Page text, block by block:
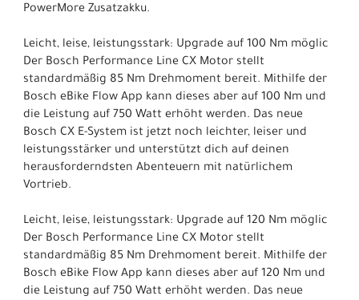
PowerMore Zusatzakku.
Leicht, leise, leistungsstark: Upgrade auf 100 Nm möglic
Der Bosch Performance Line CX Motor stellt
standardmäßig 85 Nm Drehmoment bereit. Mithilfe der
Bosch eBike Flow App kann dieses aber auf 100 Nm und
die Leistung auf 750 Watt erhöht werden. Das neue
Bosch CX E-System ist jetzt noch leichter, leiser und
leistungsstärker und unterstützt dich auf deinen
herausforderndsten Abenteuern mit natürlichem
Vortrieb.
Leicht, leise, leistungsstark: Upgrade auf 120 Nm möglic
Der Bosch Performance Line CX Motor stellt
standardmäßig 85 Nm Drehmoment bereit. Mithilfe der
Bosch eBike Flow App kann dieses aber auf 120 Nm und
die Leistung auf 750 Watt erhöht werden. Das neue